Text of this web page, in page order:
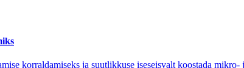
korraldamiseks ja suutlikkuse iseseisvalt koostada mikro-